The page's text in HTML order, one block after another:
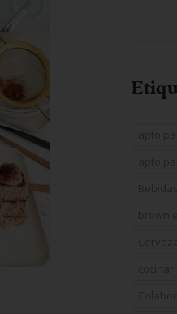
apto
apto
Bebidas
brownie
cocinar